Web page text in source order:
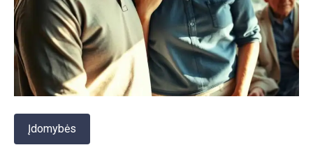
Įdomybės